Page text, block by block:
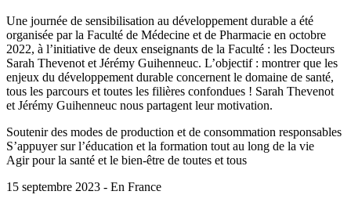
Une journée de sensibilisation au développement durable a été
organisée par la Faculté de Médecine et de Pharmacie en octobre
2022, à l’initiative de deux enseignants de la Faculté : les Docteurs
Sarah Thevenot et Jérémy Guihenneuc. L’objectif : montrer que les
enjeux du développement durable concernent le domaine de santé,
tous les parcours et toutes les filières confondues ! Sarah Thevenot
et Jérémy Guihenneuc nous partagent leur motivation.
Soutenir des modes de production et de consommation responsables
S’appuyer sur l’éducation et la formation tout au long de la vie
Agir pour la santé et le bien-être de toutes et tous
15 septembre 2023 - En France